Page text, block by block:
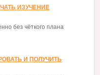
ИЗУЧЕНИЕ
без чёткого плана
И ПОЛУЧИТЬ